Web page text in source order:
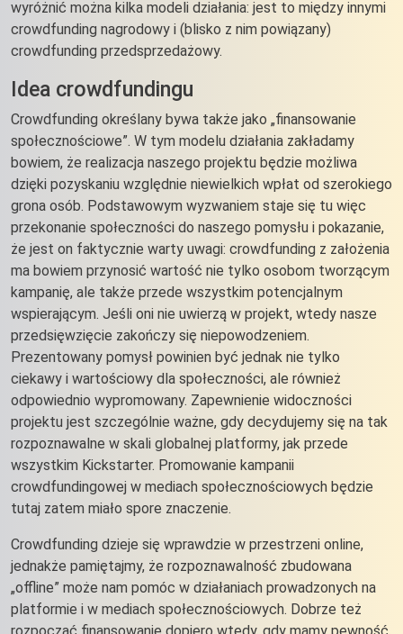
wyróżnić można kilka modeli działania: jest to między innymi
crowdfunding nagrodowy i (blisko z nim powiązany)
crowdfunding przedsprzedażowy.
Idea crowdfundingu
Crowdfunding określany bywa także jako „finansowanie
społecznościowe”. W tym modelu działania zakładamy
bowiem, że realizacja naszego projektu będzie możliwa
dzięki pozyskaniu względnie niewielkich wpłat od szerokiego
grona osób. Podstawowym wyzwaniem staje się tu więc
przekonanie społeczności do naszego pomysłu i pokazanie,
że jest on faktycznie warty uwagi: crowdfunding z założenia
ma bowiem przynosić wartość nie tylko osobom tworzącym
kampanię, ale także przede wszystkim potencjalnym
wspierającym. Jeśli oni nie uwierzą w projekt, wtedy nasze
przedsięwzięcie zakończy się niepowodzeniem.
Prezentowany pomysł powinien być jednak nie tylko
ciekawy i wartościowy dla społeczności, ale również
odpowiednio wypromowany. Zapewnienie widoczności
projektu jest szczególnie ważne, gdy decydujemy się na tak
rozpoznawalne w skali globalnej platformy, jak przede
wszystkim Kickstarter. Promowanie kampanii
crowdfundingowej w mediach społecznościowych będzie
tutaj zatem miało spore znaczenie.
Crowdfunding dzieje się wprawdzie w przestrzeni online,
jednakże pamiętajmy, że rozpoznawalność zbudowana
„offline” może nam pomóc w działaniach prowadzonych na
platformie i w mediach społecznościowych. Dobrze też